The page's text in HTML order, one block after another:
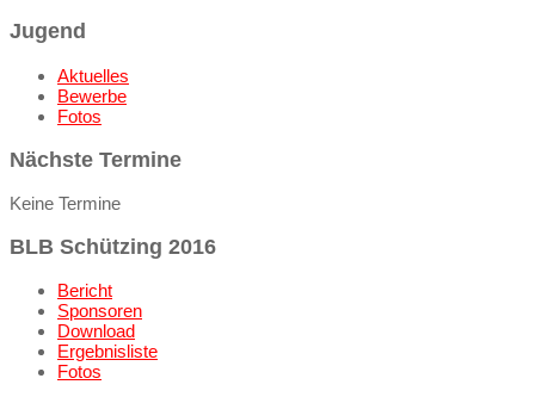
Jugend
Aktuelles
Bewerbe
Fotos
Nächste Termine
Keine Termine
BLB Schützing 2016
Bericht
Sponsoren
Download
Ergebnisliste
Fotos